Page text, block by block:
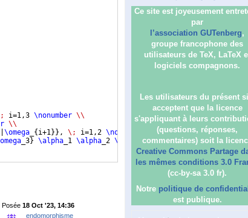
i=1,3 \nonumber \\
\\
\omega { i+1}} , \; i=1,2 \nonumber
_3} \alpha _1 \alpha _2 \alpha _3}{(1-|\omega _2|^2) 1-|
Posée 18 Oct '23, 14:36
endomorphisme
Ce site est joyeusement
par
l’association GUTenberg,
groupe francophone des
utilisateurs de TeX, LaTeX
logiciels compagnons.
Les utilisateurs du présent
acceptent que la licence
s'appliquant à leurs
(questions, réponses,
commentaires) soit la
Creative Commons Partage
les mêmes conditions 3.0
(cc-by-sa 3.0 fr).
Notre politique de
est publique.